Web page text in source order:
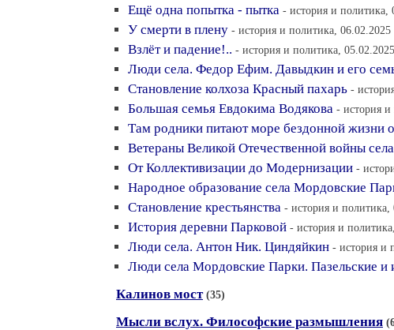
Ещё одна попытка - пытка - история и политика,
У смерти в плену - история и политика, 06.02.2025
Взлёт и падение!.. - история и политика,
Люди села. Федор Ефим. Давыдкин и его
Становление колхоза Красный пахарь -
Большая семья Евдокима Водякова - история и
Там родники питают море бездонной жизни
Ветераны Великой Отечественной войны села
От Коллективизации до Модернизации -
Народное образование села Мордовские
Становление крестьянства - история и политика,
История деревни Парковой - история и
Люди села. Антон Ник. Циндяйкин - история и
Люди села Мордовские Парки. Пазельские и
Калинов мост (35)
Мысли вслух. Философские размышления